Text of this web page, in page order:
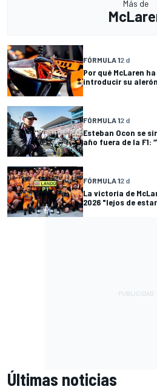
Más de
FÓRMULA 12 d
Por qué McLaren
introducir su
FÓRMULA 12 d
Esteban Ocon se
año fuera de la F1:
FÓRMULA 12 d
La victoria de
2026 "lejos de
Últimas noticias